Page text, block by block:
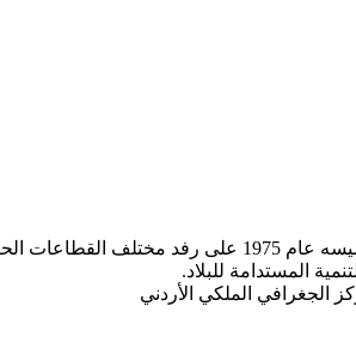
لقد دأب المركز الجغرافي الملكي الأردني
المستدامة للبلاد.
الجغرافي الملكي الأردني